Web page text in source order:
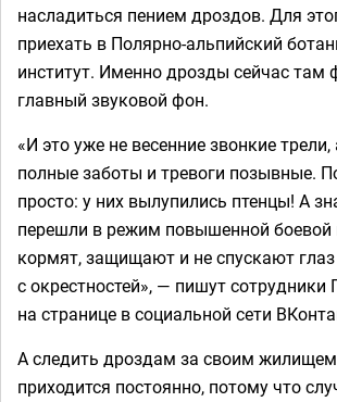
насладиться пением дроздов. Для
приехать в Полярно-альпийский
институт. Именно дрозды сейчас
главный звуковой фон.
«И это уже не весенние звонкие
полные заботы и тревоги позывные.
просто: у них вылупились птенцы! А
перешли в режим повышенной боевой
кормят, защищают и не спускают глаз
с окрестностей», — пишут
на странице в социальной сети
А следить дроздам за своим
приходится постоянно, потому что